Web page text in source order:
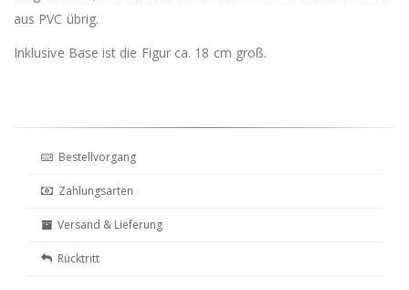
aus PVC übrig.
Inklusive Base ist die Figur ca. 18 cm groß.
Bestellvorgang
Zahlungsarten
Versand & Lieferung
Rücktritt